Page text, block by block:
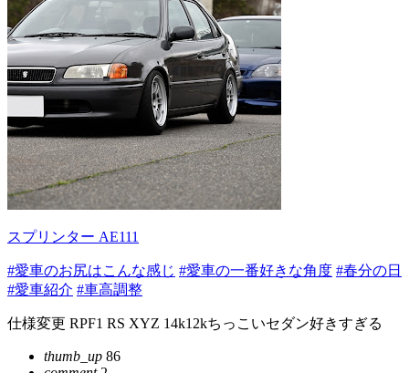
スプリンター AE111
#愛車のお尻はこんな感じ #愛車の一番好きな角度 #春分の日
#愛車紹介 #車高調整
仕様変更 RPF1 RS XYZ 14k12kちっこいセダン好きすぎる
thumb_up 86